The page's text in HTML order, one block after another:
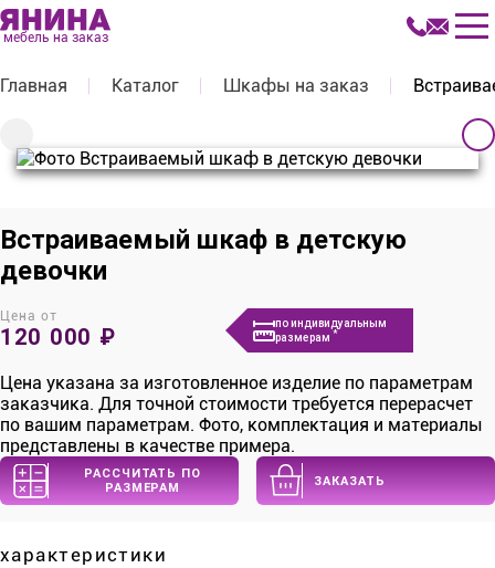
мебель на заказ
Главная Каталог Шкафы на заказ
Встраиваемый шкаф в детскую
девочки
Цена от
120 000 ₽
по индивидуальным
размерам *
Цена указана за изготовленное изделие по параметрам
заказчика. Для точной стоимости требуется перерасчет
по вашим параметрам. Фото, комплектация и материалы
представлены в качестве примера.
РАССЧИТАТЬ ПО
РАЗМЕРАМ
ЗАКАЗАТЬ
характеристики